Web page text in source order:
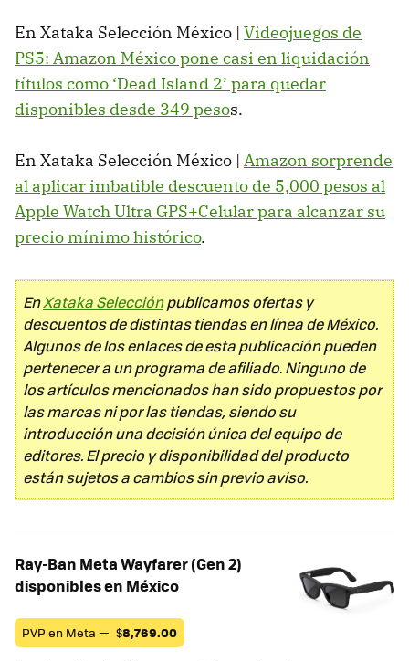
En Xataka Selección México | Videojuegos de
PS5: Amazon México pone casi en liquidación
títulos como ‘Dead Island 2’ para quedar
disponibles desde 349 pesos.
En Xataka Selección México | Amazon sorprende
al aplicar imbatible descuento de 5,000 pesos al
Apple Watch Ultra GPS+Celular para alcanzar su
precio mínimo histórico.
EnXataka Selecciónpublicamos ofertas y
descuentos de distintas tiendas en línea de México.
Algunos de los enlaces de esta publicación pueden
pertenecer a un programa de afiliado. Ninguno de
los artículos mencionados han sido propuestos por
las marcas ni por las tiendas, siendo su
introducción una decisión única del equipo de
editores. El precio y disponibilidad del producto
están sujetos a cambios sin previo aviso.
Ray-Ban Meta Wayfarer (Gen 2)
disponibles en México
PVP en Meta — $8,769.00